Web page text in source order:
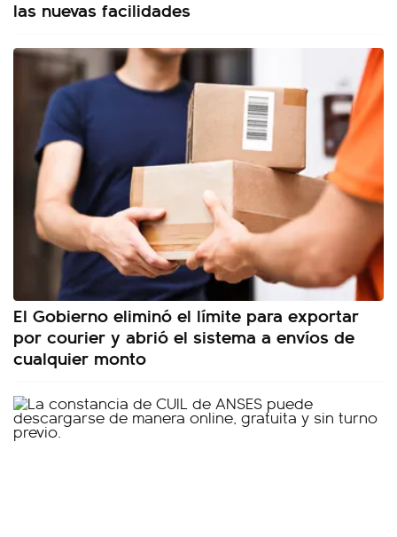
las nuevas facilidades
El Gobierno eliminó el límite para exportar
por courier y abrió el sistema a envíos de
cualquier monto